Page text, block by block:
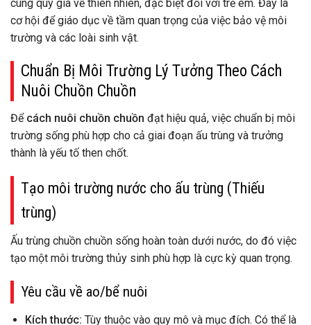
cùng quý giá về thiên nhiên, đặc biệt đối với trẻ em. Đây là
cơ hội để giáo dục về tầm quan trọng của việc bảo vệ môi
trường và các loài sinh vật.
Chuẩn Bị Môi Trường Lý Tưởng Theo Cách
Nuôi Chuồn Chuồn
Để cách nuôi chuồn chuồn đạt hiệu quả, việc chuẩn bị môi
trường sống phù hợp cho cả giai đoạn ấu trùng và trưởng
thành là yếu tố then chốt.
Tạo môi trường nước cho ấu trùng (Thiếu
trùng)
Ấu trùng chuồn chuồn sống hoàn toàn dưới nước, do đó việc
tạo một môi trường thủy sinh phù hợp là cực kỳ quan trọng.
Yêu cầu về ao/bể nuôi
Kích thước: Tùy thuộc vào quy mô và mục đích. Có thể là